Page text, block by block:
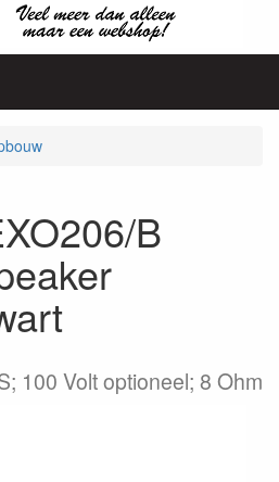
B
100 Volt optioneel; 8 Ohm